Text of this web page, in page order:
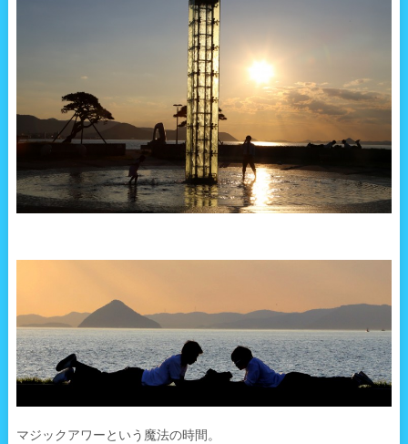
マジックアワーという魔法の時間。